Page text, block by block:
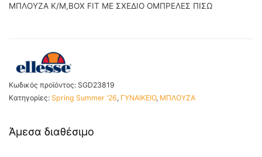
ΜΠΛΟΥΖΑ Κ/Μ,BOX FIT ΜΕ ΣΧΕΔΙΟ ΟΜΠΡΕΛΕΣ ΠΙΣΩ
Κωδικός προϊόντος: SGD23819
Κατηγορίες: Spring Summer '26, ΓΥΝΑΙΚΕΙΟ, ΜΠΛΟΥΖΑ
Άμεσα διαθέσιμο